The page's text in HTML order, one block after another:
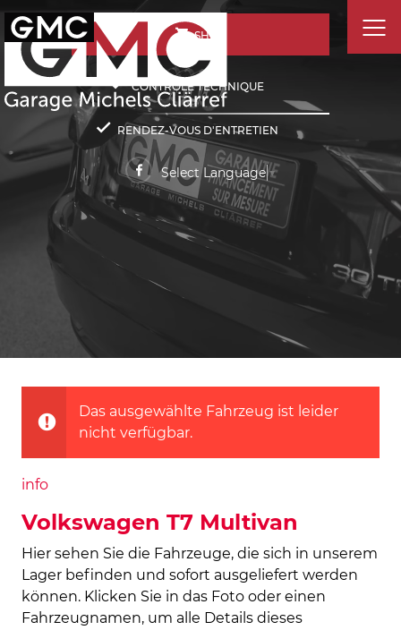
SHOP
CONTRÔLE TECHNIQUE
RENDEZ-VOUS D'ENTRETIEN
Select Language▼
Das ausgewählte Fahrzeug ist leider
nicht verfügbar.
info
Volkswagen T7 Multivan
Hier sehen Sie die Fahrzeuge, die sich in unserem
Lager befinden und sofort ausgeliefert werden
können. Klicken Sie in das Foto oder einen
Fahrzeugnamen, um alle Details dieses